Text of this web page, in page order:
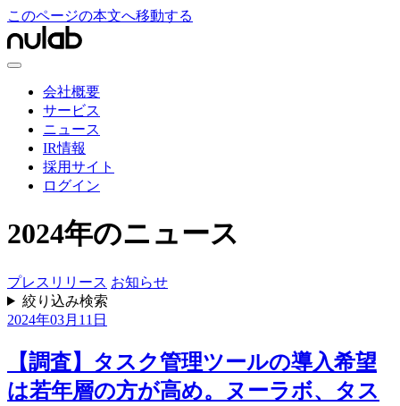
このページの本文へ移動する
会社概要
サービス
ニュース
IR情報
採用サイト
ログイン
2024年のニュース
プレスリリース お知らせ
絞り込み検索
2024年03月11日
【調査】タスク管理ツールの導入希望
は若年層の方が高め。ヌーラボ、タス